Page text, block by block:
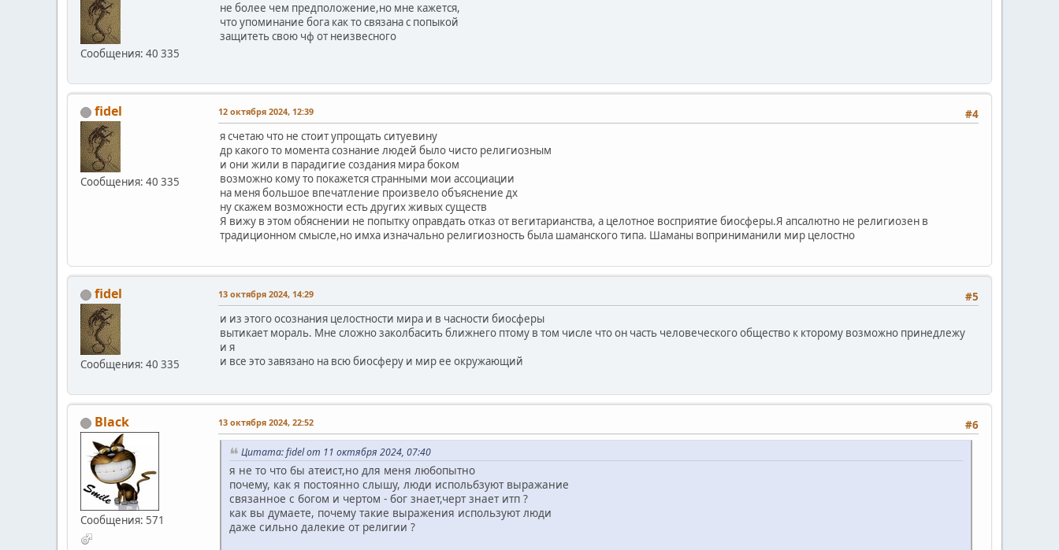
Сообщения: 40 335
не более чем предположение,но мне кажется,
что упоминание бога как то связана с попыкой
защитеть свою чф от неизвесного
fidel
Сообщения: 40 335
#4
12 октября 2024, 12:39
я счетаю что не стоит упрощать ситуевину
др какого то момента сознание людей было чисто религиозным
и они жили в парадигие создания мира боком
возможно кому то покажется странными мои ассоциации
на меня большое впечатление произвело объяснение дх
ну скажем возможности есть других живых существ
Я вижу в этом обяснении не попытку оправдать отказ от вегитарианства, а целотное восприятие биосферы.Я апсалютно не религиозен в
традиционном смысле,но имха изначально религиозность была шаманского типа. Шаманы воприниманили мир целостно
fidel
Сообщения: 40 335
#5
13 октября 2024, 14:29
и из этого осознания целостности мира и в часности биосферы
вытикает мораль. Мне сложно заколбасить ближнего птому в том числе что он часть человеческого общество к кторому возможно принедлежу
и я
и все это завязано на всю биосферу и мир ее окружающий
Black
Сообщения: 571
#6
13 октября 2024, 22:52
Цитата: fidel от 11 октября 2024, 07:40
я не то что бы атеист,но для меня любопытно
почему, как я постоянно слышу, люди испольбзуют выражание
связанное с богом и чертом - бог знает,черт знает итп ?
как вы думаете, почему такие выражения используют люди
даже сильно далекие от религии ?